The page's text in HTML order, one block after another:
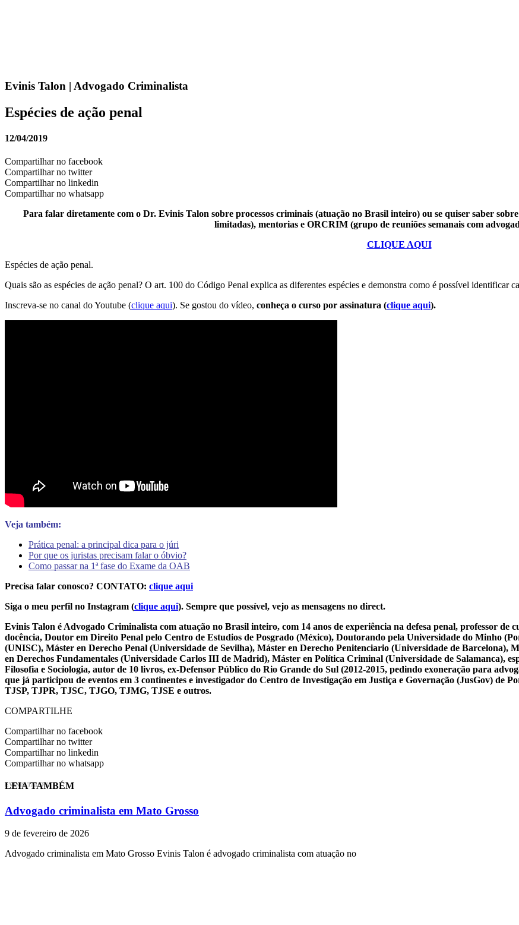
Evinis Talon | Advogado Criminalista
Espécies de ação penal
12/04/2019
Compartilhar no facebook
Compartilhar no twitter
Compartilhar no linkedin
Compartilhar no whatsapp
Para falar diretamente com o Dr. Evinis Talon sobre processos criminais (atuação no Brasil inteiro) ou se quiser saber
limitadas), mentorias e ORCRIM (grupo de reuniões semanais com
CLIQUE AQUI
Espécies de ação penal.
Quais são as espécies de ação penal? O art. 100 do Código Penal explica as diferentes espécies e demonstra como é possível identificar
Inscreva-se no canal do Youtube (clique aqui). Se gostou do vídeo, conheça o curso por assinatura (clique aqui).
Veja também:
Prática penal: a principal dica para o júri
Por que os juristas precisam falar o óbvio?
Como passar na 1ª fase do Exame da OAB
Precisa falar conosco? CONTATO: clique aqui
Siga o meu perfil no Instagram (clique aqui). Sempre que possível, vejo as mensagens no direct.
Evinis Talon é Advogado Criminalista com atuação no Brasil inteiro, com 14 anos de experiência na defesa penal, professor de
docência, Doutor em Direito Penal pelo Centro de Estudios de Posgrado (México), Doutorando pela Universidade do Minho
(UNISC), Máster en Derecho Penal (Universidade de Sevilha), Máster en Derecho Penitenciario (Universidade de Barcelona),
en Derechos Fundamentales (Universidade Carlos III de Madrid), Máster en Política Criminal (Universidade de Salamanca),
Filosofia e Sociologia, autor de 10 livros, ex-Defensor Público do Rio Grande do Sul (2012-2015, pedindo exoneração para
que já participou de eventos em 3 continentes e investigador do Centro de Investigação em Justiça e Governação (JusGov)
TJSP, TJPR, TJSC, TJGO, TJMG, TJSE e outros.
COMPARTILHE
Compartilhar no facebook
Compartilhar no twitter
Compartilhar no linkedin
Compartilhar no whatsapp
EVINIS TALON
LEIA TAMBÉM
Advogado criminalista em Mato Grosso
9 de fevereiro de 2026
Advogado criminalista em Mato Grosso Evinis Talon é advogado criminalista com atuação no